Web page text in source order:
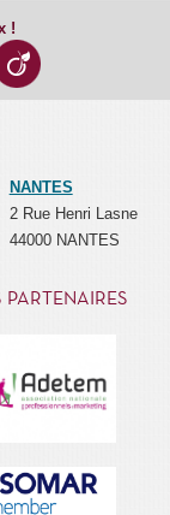
!
NANTES
2 Rue Henri Lasne
44000 NANTES
PARTENAIRES